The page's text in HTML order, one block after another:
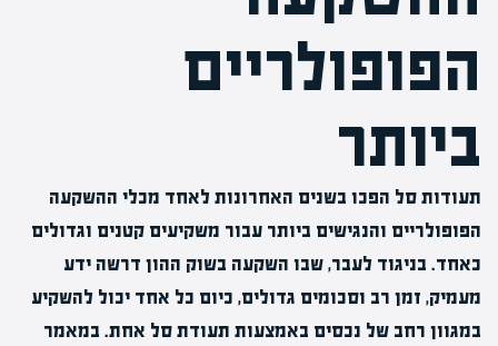
הפופולריים
ביותר
תעודות סל הפכו בשנים האחרונות לאחד מכלי ההשקעה
הפופולריים והנגישים ביותר עבור משקיעים קטנים וגדולים
כאחד. בניגוד לעבר, שבו השקעה בשוק ההון דרשה ידע
מעמיק, זמן רב וסכומים גדולים, כיום כל אחד יכול להשקיע
במגוון רחב של נכסים באמצעות תעודת סל אחת. במאמר